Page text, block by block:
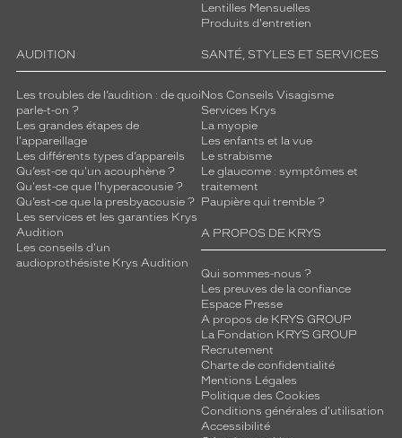
Lentilles Mensuelles
Produits d'entretien
AUDITION
Les troubles de l’audition : de quoi
parle-t-on ?
Les grandes étapes de
l'appareillage
Les différents types d’appareils
Qu’est-ce qu'un acouphène ?
Qu'est-ce que l'hyperacousie ?
Qu’est-ce que la presbyacousie ?
Les services et les garanties Krys
Audition
Les conseils d'un
audioprothésiste Krys Audition
SANTÉ, STYLES ET SERVICES
Nos Conseils Visagisme
Services Krys
La myopie
Les enfants et la vue
Le strabisme
Le glaucome : symptômes et
traitement
Paupière qui tremble ?
A PROPOS DE KRYS
Qui sommes-nous ?
Les preuves de la confiance
Espace Presse
A propos de KRYS GROUP
La Fondation KRYS GROUP
Recrutement
Charte de confidentialité
Mentions Légales
Politique des Cookies
Conditions générales d'utilisation
Accessibilité